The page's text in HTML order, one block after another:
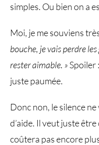
simples. Ou bien on a
Moi, je me souviens
bouche, je vais perdre
rester aimable. » Spoiler
juste paumée.
Donc non, le silence
d’aide. Il veut juste
coûtera pas encore